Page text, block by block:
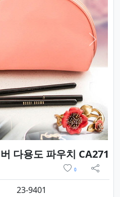
Next
다용도 파우치 CA271
0
sns 공
23-9401